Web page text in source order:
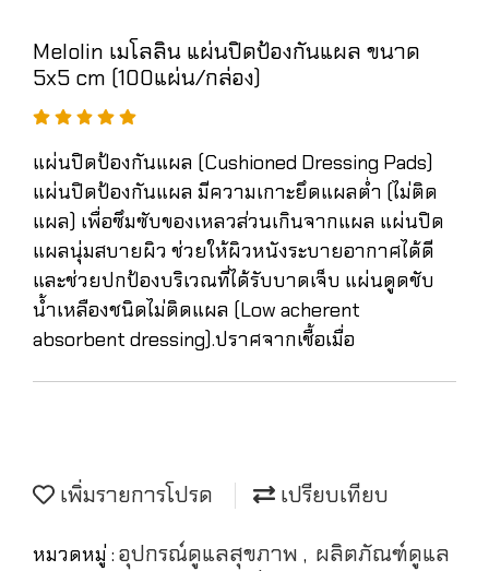
Melolin เมโลลิน แผ่นปิดป้องกันแผล ขนาด
5x5 cm (100แผ่น/กล่อง)
แผ่นปิดป้องกันแผล (Cushioned Dressing Pads)
แผ่นปิดป้องกันแผล มีความเกาะยึดแผลต่ำ (ไม่ติด
แผล) เพื่อซึมซับของเหลวส่วนเกินจากแผล แผ่นปิด
แผลนุ่มสบายผิว ช่วยให้ผิวหนังระบายอากาศได้ดี
และช่วยปกป้องบริเวณที่ได้รับบาดเจ็บ แผ่นดูดชับ
น้ำเหลืองชนิดไม่ติดแผล (Low acherent
absorbent dressing).ปราศจากเชื้อเมื่อ
เพิ่มรายการโปรด เปรียบเทียบ
หมวดหมู่ : อุปกรณ์ดูแลสุขภาพ , ผลิตภัณฑ์ดูแล